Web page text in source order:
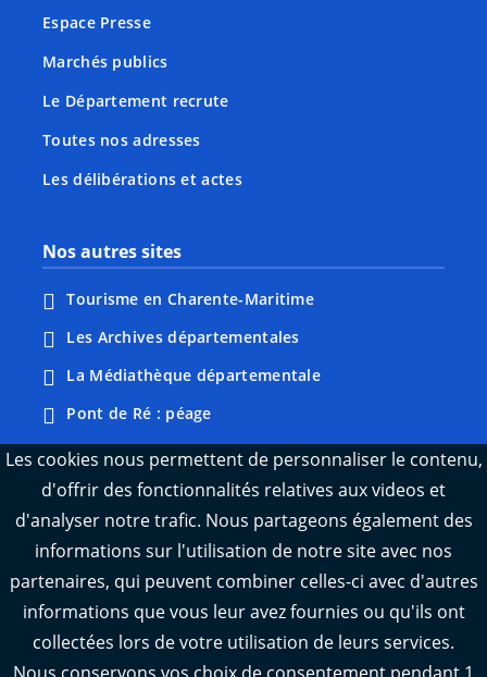
Espace Presse
Marchés publics
Le Département recrute
Toutes nos adresses
Les délibérations et actes
Nos autres sites
Tourisme en Charente-Maritime
Les Archives départementales
La Médiathèque départementale
Pont de Ré : péage
Webcams : Ré info trafic
Webcams : Oléron info trafic
Manger 17
L'Observatoire des territoires de Charente-
Maritime
Les cookies nous permettent de personnaliser le contenu,
d'offrir des fonctionnalités relatives aux videos et
d'analyser notre trafic. Nous partageons également des
informations sur l'utilisation de notre site avec nos
partenaires, qui peuvent combiner celles-ci avec d'autres
informations que vous leur avez fournies ou qu'ils ont
collectées lors de votre utilisation de leurs services.